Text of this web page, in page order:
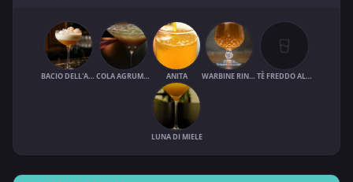
BACIO DELL'ANGELO COLA AGRUMATO ANITA WARBINE RINFRESCANTE TÈ FREDDO AL SUCCO DI FRUTTA
LUNA DI MIELE